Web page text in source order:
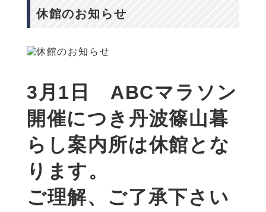
休館のお知らせ
3月1日 ABCマラソン
開催につき丹波篠山暮
らし案内所は休館とな
ります。
ご理解、ご了承下さい